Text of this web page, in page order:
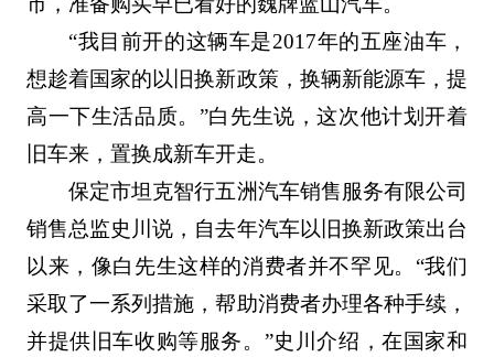
“我目前开的这辆车是2017年的五座油车，
想趁着国家的以旧换新政策，换辆新能源车，提
高一下生活品质。”白先生说，这次他计划开着
旧车来，置换成新车开走。
保定市坦克智行五洲汽车销售服务有限公司
销售总监史川说，自去年汽车以旧换新政策出台
以来，像白先生这样的消费者并不罕见。“我们
采取了一系列措施，帮助消费者办理各种手续，
并提供旧车收购等服务。”史川介绍，在国家和